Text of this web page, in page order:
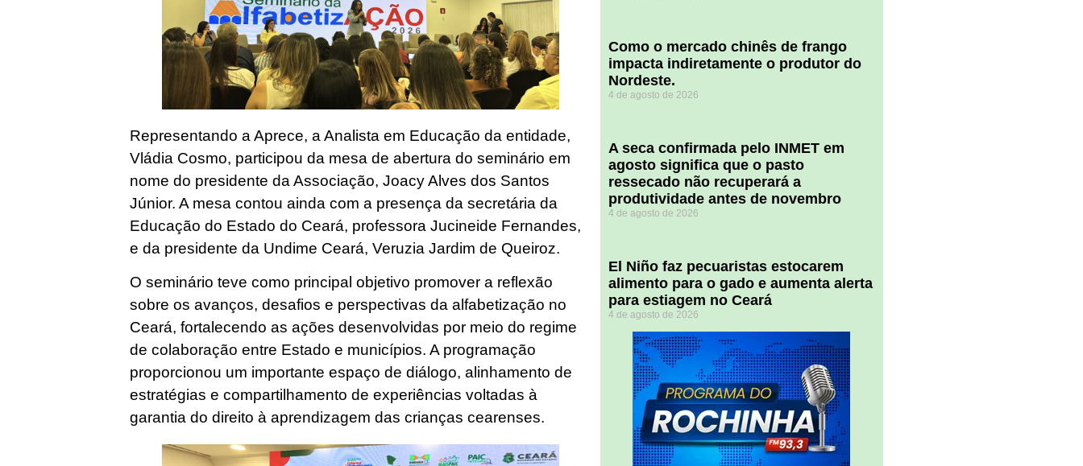
Representando a Aprece, a Analista em Educação da entidade,
Vládia Cosmo, participou da mesa de abertura do seminário em
nome do presidente da Associação, Joacy Alves dos Santos
Júnior. A mesa contou ainda com a presença da secretária da
Educação do Estado do Ceará, professora Jucineide Fernandes,
e da presidente da Undime Ceará, Veruzia Jardim de Queiroz.
O seminário teve como principal objetivo promover a reflexão
sobre os avanços, desafios e perspectivas da alfabetização no
Ceará, fortalecendo as ações desenvolvidas por meio do regime
de colaboração entre Estado e municípios. A programação
proporcionou um importante espaço de diálogo, alinhamento de
estratégias e compartilhamento de experiências voltadas à
garantia do direito à aprendizagem das crianças cearenses.
​Como o mercado chinês de frango
impacta indiretamente o produtor do
Nordeste.
4 de agosto de 2026
A seca confirmada pelo INMET em
agosto significa que o pasto
ressecado não recuperará a
produtividade antes de novembro
4 de agosto de 2026
El Niño faz pecuaristas estocarem
alimento para o gado e aumenta alerta
para estiagem no Ceará
4 de agosto de 2026